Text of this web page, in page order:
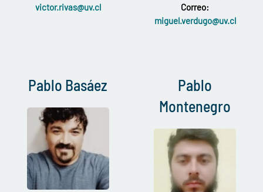
victor.rivas@uv.cl
Correo:
miguel.verdugo@uv.cl
Pablo Basáez
Pablo
Montenegro